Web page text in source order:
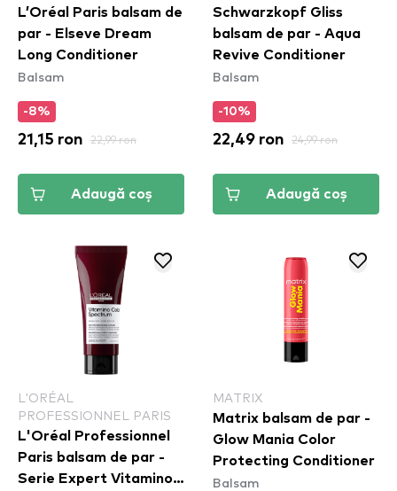
L’Oréal Paris balsam de
par - Elseve Dream
Long Conditioner
Balsam
-8%
21,15 ron 22,99 ron
Adaugă coș
Schwarzkopf Gliss
balsam de par - Aqua
Revive Conditioner
Balsam
-10%
22,49 ron 24,99 ron
Adaugă coș
L'ORÉAL
PROFESSIONNEL PARIS
L'Oréal Professionnel
Paris balsam de par -
Serie Expert Vitamino
MATRIX
Matrix balsam de par -
Glow Mania Color
Protecting Conditioner
Balsam